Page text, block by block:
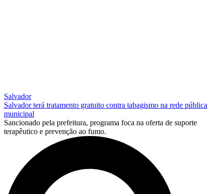
Salvador
Salvador terá tratamento gratuito contra tabagismo na rede pública
municipal
Sancionado pela prefeitura, programa foca na oferta de suporte
terapêutico e prevenção ao fumo.